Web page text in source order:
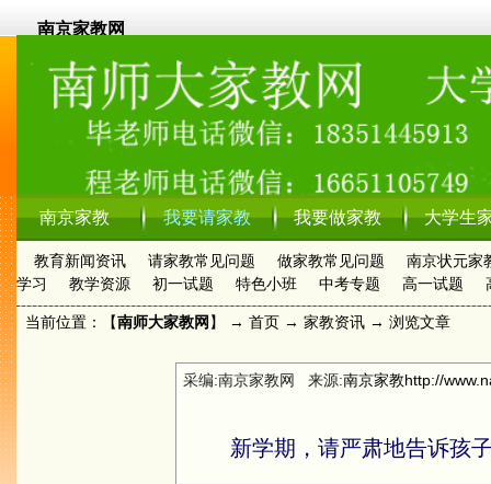
南京家教网
南京家教 我要请家教 我要做家教 大学生
教育新闻资讯 请家教常见问题 做家教常见问题
南京状元家
学习
教学资源 初一试题 特色小班 中考专题 高一试题
当前位置：【南师大家教网 】 → 首页 → 家教资讯 → 浏览文章
采编:南京家教网 来源:南京家教http://
新学期，请严肃地告诉孩